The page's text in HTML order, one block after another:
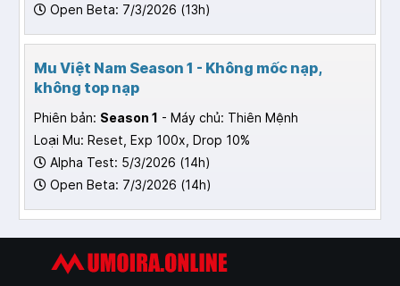
Open Beta: 7/3/2026 (13h)
Mu Việt Nam Season 1 - Không mốc nạp,
không top nạp
Phiên bản: Season 1 - Máy chủ: Thiên Mệnh
Loại Mu: Reset, Exp 100x, Drop 10%
Alpha Test: 5/3/2026 (14h)
Open Beta: 7/3/2026 (14h)